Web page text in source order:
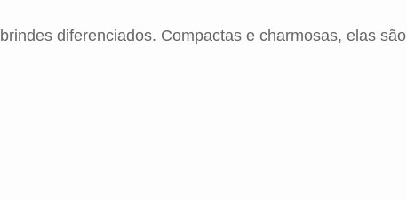
diferenciados. Compactas e charmosas, elas são